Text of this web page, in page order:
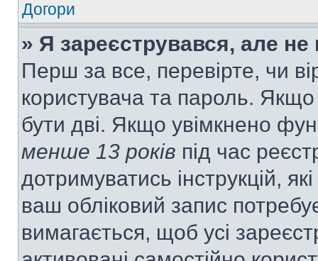
Догори
» Я зареєструвався, але
Перш за все, перевірте, чи
користувача та пароль.
бути дві. Якщо увімкнено
менше 13 років під час
дотримуватись інструкцій,
ваш обліковий запис
вимагається, щоб усі